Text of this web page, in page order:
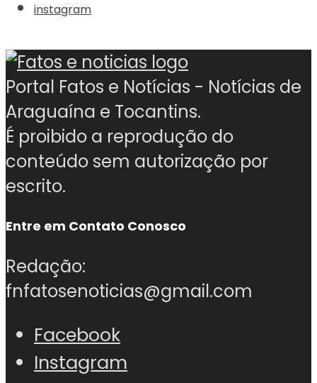
instagram
Portal Fatos e Notícias - Notícias de
Araguaína e Tocantins.
É proibido a reprodução do
conteúdo sem autorização por
escrito.
Entre em Contato Conosco
Redação:
fnfatosenoticias@gmail.com
Facebook
Instagram